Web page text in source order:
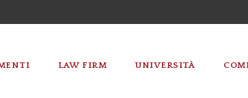
LAW FIRM UNIVERSITÀ